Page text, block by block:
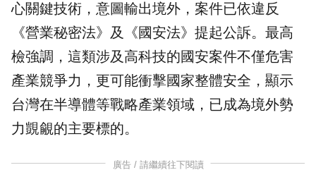
心關鍵技術，意圖輸出境外，案件已依違反
《營業秘密法》及《國安法》提起公訴。最高
檢強調，這類涉及高科技的國安案件不僅危害
產業競爭力，更可能衝擊國家整體安全，顯示
台灣在半導體等戰略產業領域，已成為境外勢
力覬覦的主要標的。
廣告 / 請繼續往下閱讀